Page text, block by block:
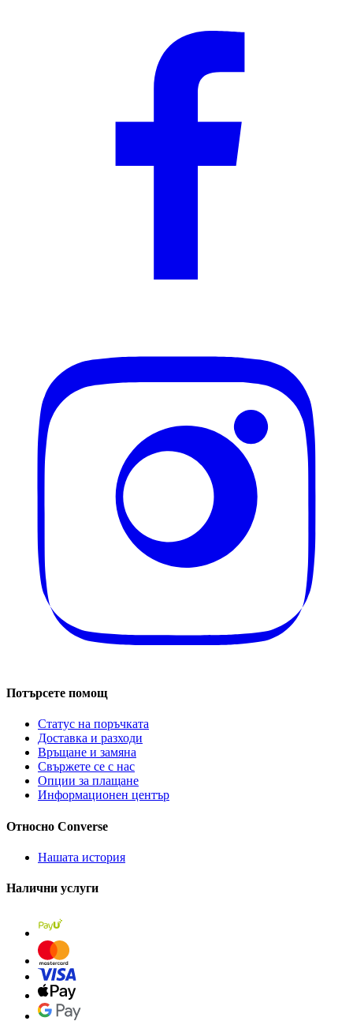
Потърсете помощ
Статус на поръчката
Доставка и разходи
Връщане и замяна
Свържете се с нас
Опции за плащане
Информационен център
Относно Converse
Нашата история
Налични услуги